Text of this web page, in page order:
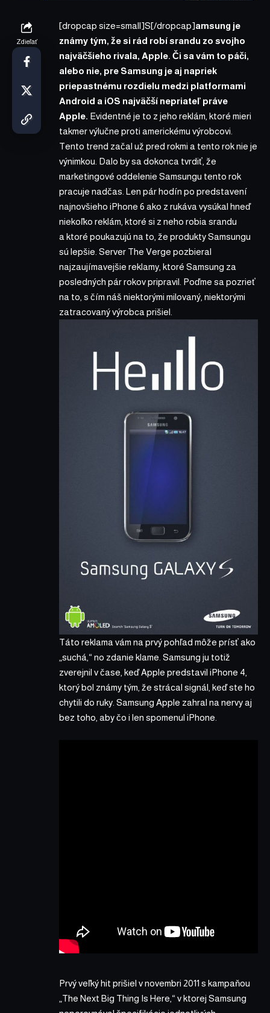
Zdieľať
[dropcap size=small]S[/dropcap]amsung je
známy tým, že si rád robí srandu zo svojho
najväčšieho rivala, Apple. Či sa vám to páči,
alebo nie, pre Samsung je aj napriek
priepastnému rozdielu medzi platformami
Android a iOS najväčší nepriateľ práve
Apple. Evidentné je to z jeho reklám, ktoré mieri
takmer výlučne proti americkému výrobcovi.
Tento trend začal už pred rokmi a tento rok nie je
výnimkou. Dalo by sa dokonca tvrdiť, že
marketingové oddelenie Samsungu tento rok
pracuje nadčas. Len pár hodín po predstavení
najnovšieho iPhone 6 ako z rukáva vysúkal hneď
niekoľko reklám, ktoré si z neho robia srandu
a ktoré poukazujú na to, že produkty Samsungu
sú lepšie. Server The Verge pozbieral
najzaujímavejšie reklamy, ktoré Samsung za
posledných pár rokov pripravil. Poďme sa pozrieť
na to, s čím náš niektorými milovaný, niektorými
zatracovaný výrobca prišiel.
Táto reklama vám na prvý pohľad môže prísť ako
„suchá,“ no zdanie klame. Samsung ju totiž
zverejnil v čase, keď Apple predstavil iPhone 4,
ktorý bol známy tým, že strácal signál, keď ste ho
chytili do ruky. Samsung Apple zahral na nervy aj
bez toho, aby čo i len spomenul iPhone.
Prvý veľký hit prišiel v novembri 2011 s kampaňou
„The Next Big Thing Is Here,“ v ktorej Samsung